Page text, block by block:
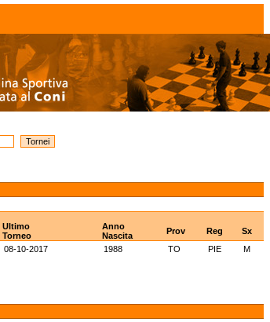
Ultimo
Torneo
Anno
Nascita
Prov Reg
Sx
08-10-2017 1988 TO PIE
M